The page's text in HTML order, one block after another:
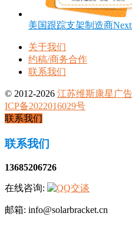
美国跟踪支架制造商
关于我们
约稿/商务合作
联系我们
© 2012-2026 江苏维斯康星广
ICP备2022016029号
联系我们
联系我们
13685206726
在线咨询:
邮箱: info@solarbracket.cn